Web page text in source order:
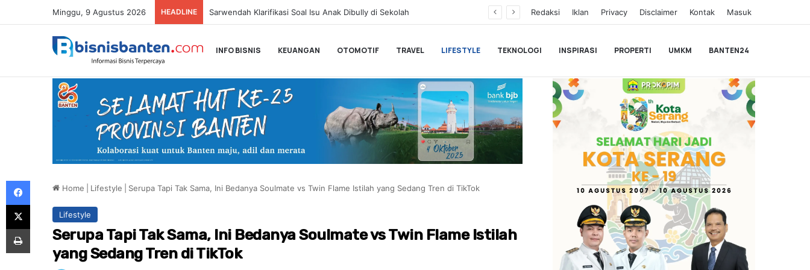
Minggu, 9 Agustus 2026 HEADLINE Redaksi Iklan Privacy Disclaimer Kontak Masuk
INFO BISNIS KEUANGAN OTOMOTIF TRAVEL LIFESTYLE TEKNOLOGI INSPIRASI PROPERTI UMKM BANTEN24
Home Lifestyle Serupa Tapi Tak Sama, Ini Bedanya Soulmate vs Twin Flame Istilah yang Sedang Tren di TikTok
Lifestyle
Serupa Tapi Tak Sama, Ini Bedanya Soulmate vs Twin Flame Istilah
yang Sedang Tren di TikTok